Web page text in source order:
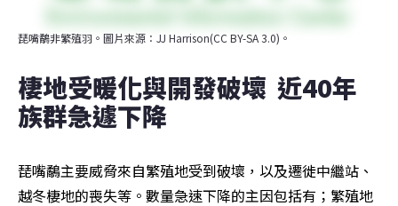
琵嘴鷸非繁殖羽。圖片來源：JJ Harrison(CC BY-SA 3.0)。
棲地受暖化與開發破壞  近40年
族群急遽下降
琵嘴鷸主要威脅來自繁殖地受到破壞，以及遷徙中繼站、
越冬棲地的喪失等。數量急速下降的主因包括有；繁殖地